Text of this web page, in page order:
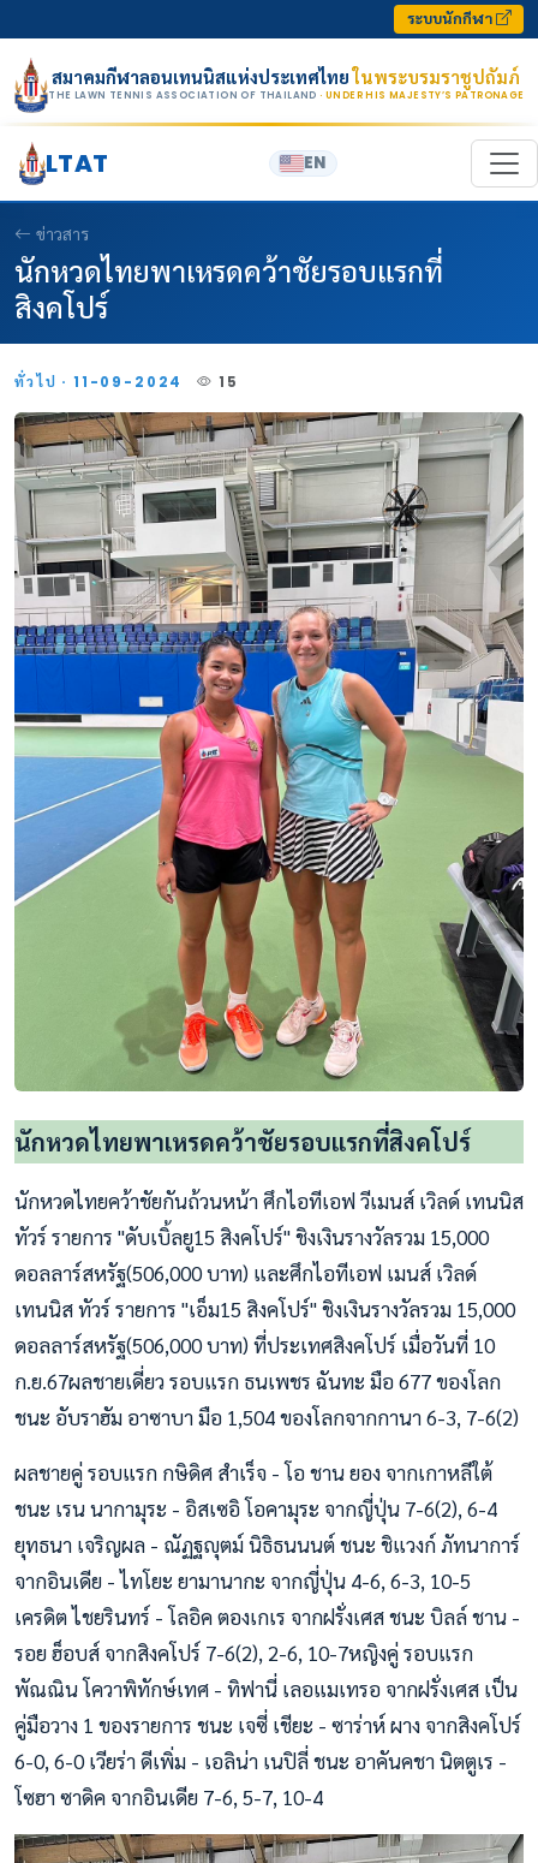
ระบบนักกีฬา
สมาคมกีฬาลอนเทนนิสแห่งประเทศไทยในพระบรมราชูปถัมภ์
THE LAWN TENNIS ASSOCIATION OF THAILAND · UNDER HIS MAJESTY’S PATRONAGE
LTAT EN
ข่าวสาร
นักหวดไทยพาเหรดคว้าชัยรอบแรกที่
สิงคโปร์
ทั่วไป · 11-09-2024 15
นักหวดไทยพาเหรดคว้าชัยรอบแรกที่สิงคโปร์
นักหวดไทยคว้าชัยกันถ้วนหน้า ศึกไอทีเอฟ วีเมนส์ เวิลด์ เทนนิส
ทัวร์ รายการ "ดับเบิ้ลยู15 สิงคโปร์" ชิงเงินรางวัลรวม 15,000
ดอลลาร์สหรัฐ(506,000 บาท) และศึกไอทีเอฟ เมนส์ เวิลด์
เทนนิส ทัวร์ รายการ "เอ็ม15 สิงคโปร์" ชิงเงินรางวัลรวม 15,000
ดอลลาร์สหรัฐ(506,000 บาท) ที่ประเทศสิงคโปร์ เมื่อวันที่ 10
ก.ย.67ผลชายเดี่ยว รอบแรก ธนเพชร ฉันทะ มือ 677 ของโลก
ชนะ อับราฮัม อาซาบา มือ 1,504 ของโลกจากกานา 6-3, 7-6(2)
ผลชายคู่ รอบแรก กษิดิศ สำเร็จ - โอ ชาน ยอง จากเกาหลีใต้
ชนะ เรน นากามุระ - อิสเซอิ โอคามุระ จากญี่ปุ่น 7-6(2), 6-4
ยุทธนา เจริญผล - ณัฏฐญุตม์ นิธิธนนนต์ ชนะ ชิแวงก์ ภัทนาการ์
จากอินเดีย - ไทโยะ ยามานากะ จากญี่ปุ่น 4-6, 6-3, 10-5
เครดิต ไชยรินทร์ - โลอิค ตองเกเร จากฝรั่งเศส ชนะ บิลล์ ชาน -
รอย ฮ็อบส์ จากสิงคโปร์ 7-6(2), 2-6, 10-7หญิงคู่ รอบแรก
พัณณิน โควาพิทักษ์เทศ - ทิฟานี่ เลอแมเทรอ จากฝรั่งเศส เป็น
คู่มือวาง 1 ของรายการ ชนะ เจซี่ เชียะ - ซาร่าห์ ผาง จากสิงคโปร์
6-0, 6-0 เวียร่า ดีเพิ่ม - เอลิน่า เนปิลี่ ชนะ อาคันคชา นิตตูเร -
โซฮา ซาดิค จากอินเดีย 7-6, 5-7, 10-4